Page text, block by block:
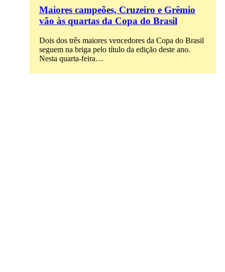
Maiores campeões, Cruzeiro e Grêmio
vão às quartas da Copa do Brasil
Dois dos três maiores vencedores da Copa do Brasil
seguem na briga pelo título da edição deste ano.
Nesta quarta-feira…